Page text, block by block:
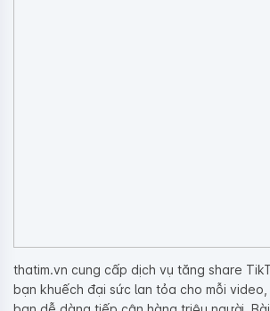
thatim.vn cung cấp dịch vụ tăng share
bạn khuếch đại sức lan tỏa cho mỗi